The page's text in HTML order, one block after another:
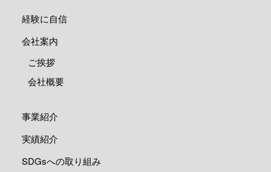
経験に自信
会社案内
ご挨拶
会社概要
事業紹介
実績紹介
SDGsへの取り組み